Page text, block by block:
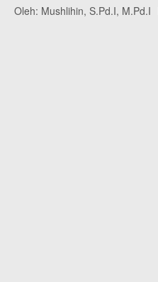
Oleh: Mushlihin, S.Pd.I, M.Pd.I